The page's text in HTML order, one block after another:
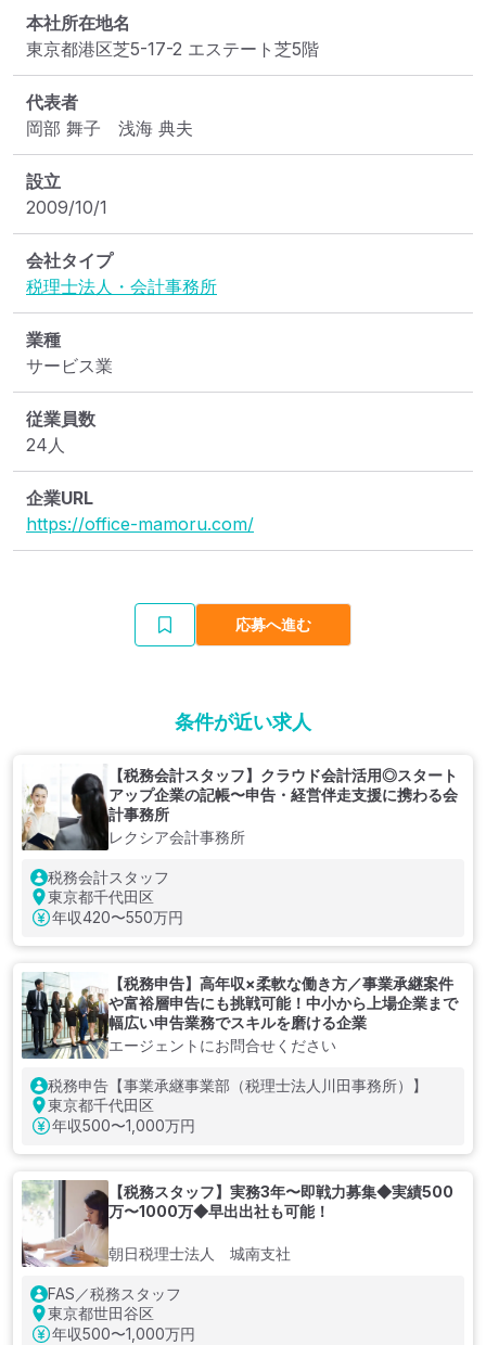
本社所在地名
東京都港区芝5-17-2 エステート芝5階
代表者
岡部 舞子　浅海 典夫
設立
2009/10/1
会社タイプ
税理士法人・会計事務所
業種
サービス業
従業員数
24人
企業URL
https://office-mamoru.com/
応募へ進む
条件が近い求人
【税務会計スタッフ】クラウド会計活用◎スタート
アップ企業の記帳〜申告・経営伴走支援に携わる会
計事務所
レクシア会計事務所
税務会計スタッフ
東京都千代田区
年収420〜550万円
【税務申告】高年収×柔軟な働き方／事業承継案件
や富裕層申告にも挑戦可能！中小から上場企業まで
幅広い申告業務でスキルを磨ける企業
エージェントにお問合せください
税務申告【事業承継事業部（税理士法人川田事務所）】
東京都千代田区
年収500〜1,000万円
【税務スタッフ】実務3年〜即戦力募集◆実績500
万〜1000万◆早出出社も可能！
朝日税理士法人 城南支社
FAS／税務スタッフ
東京都世田谷区
年収500〜1,000万円